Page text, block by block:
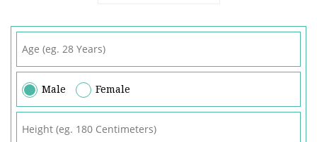
Male Female